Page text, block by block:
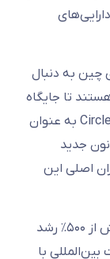
چین به دنبال
تا جایگاه
دلار در اقتصاد دیجیتال را به چالش بکشند. Circle به عنوان
جدید
اصلی این
سهام Circle از زمان عرضه اولیه عمومی بیش از ۵۰۰٪ رشد
با